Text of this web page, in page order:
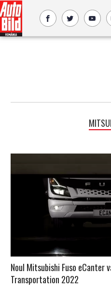
Noul Mitsubishi Fuso eCanter
Transportation 2022